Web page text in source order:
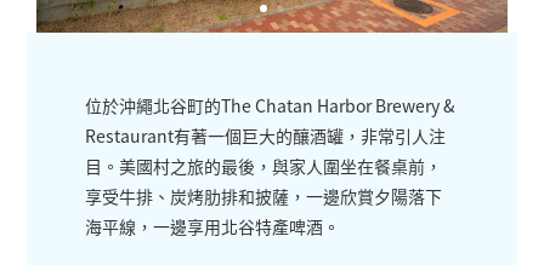
位於沖繩北谷町的The Chatan Harbor Brewery &
Restaurant有著一個巨大的釀酒罐，非常引人注
目。美國村之旅的最後，與家人圍坐在餐桌前，
享受牛排、炭烤肋排和披薩，一邊欣賞夕陽落下
海平線，一邊享用北谷特產啤酒。